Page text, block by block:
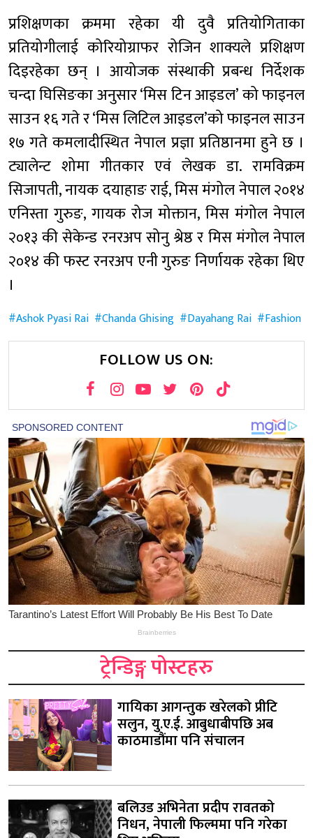
प्रशिक्षणका क्रममा रहेका यी दुवै प्रतियोगिताका
प्रतियोगीलाई कोरियोग्राफर रोजिन शाक्यले प्रशिक्षण
दिइरहेका छन् । आयोजक संस्थाकी प्रबन्ध निर्देशक
चन्दा घिसिङका अनुसार ‘मिस टिन आइडल’ को फाइनल
साउन १६ गते र ‘मिस लिटिल आइडल’को फाइनल साउन
१७ गते कमलादीस्थित नेपाल प्रज्ञा प्रतिष्ठानमा हुने छ ।
ट्यालेन्ट शोमा गीतकार एवं लेखक डा. रामविक्रम
सिजापती, नायक दयाहाङ राई, मिस मंगोल नेपाल २०१४
एनिस्ता गुरुङ, गायक रोज मोक्तान, मिस मंगोल नेपाल
२०१३ की सेकेन्ड रनरअप सोनु श्रेष्ठ र मिस मंगोल नेपाल
२०१४ की फस्ट रनरअप एनी गुरुङ निर्णायक रहेका थिए
।
Ashok Pyasi Rai Chanda Ghising Dayahang Rai Fashion
FOLLOW US ON:
ट्रेन्डिङ्ग पोस्टहरु
गायिका आगन्तुक खरेलको प्रीटि
सलुन, यु.ए.ई. आबुधाबीपछि अब
काठमाडौंमा पनि संचालन
बलिउड अभिनेता प्रदीप रावतको
निधन, नेपाली फिल्ममा पनि गरेका